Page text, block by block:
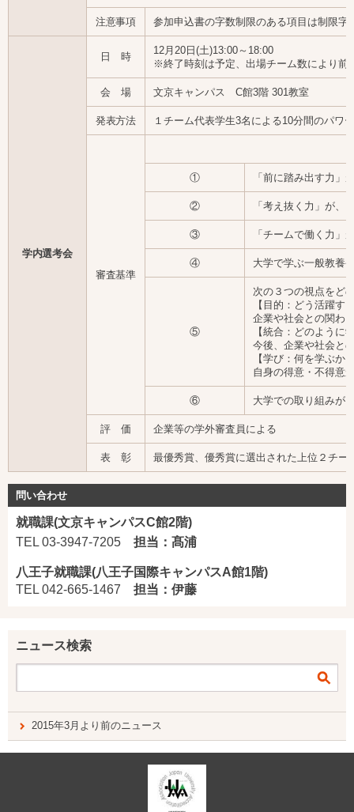
注意事項 参加申込書の字数制限のある項目は制限
学内選考会
日 時
12月20日(土)13:00～18:00
※終了時刻は予定、出場チーム数により前
会 場 文京キャンパス C館3階 301教室
発表方法 １チーム代表学生3名による10分間のパワ
審査基準
① 「前に踏み出す力」
② 「考え抜く力」が、
③ 「チームで働く力」
④ 大学で学ぶ一般教養
⑤
次の３つの視点をど
【目的：どう活躍す
企業や社会との関わ
【統合：どのように
今後、企業や社会と
【学び：何を学ぶか
自身の得意・不得意
⑥ 大学での取り組みが
評 価 企業等の学外審査員による
表 彰 最優秀賞、優秀賞に選出された上位２チ
問い合わせ
就職課(文京キャンパスC館2階)
TEL 03-3947-7205 担当：髙浦
八王子就職課(八王子国際キャンパスA館1階)
TEL 042-665-1467 担当：伊藤
ニュース検索
2015年3月より前のニュース